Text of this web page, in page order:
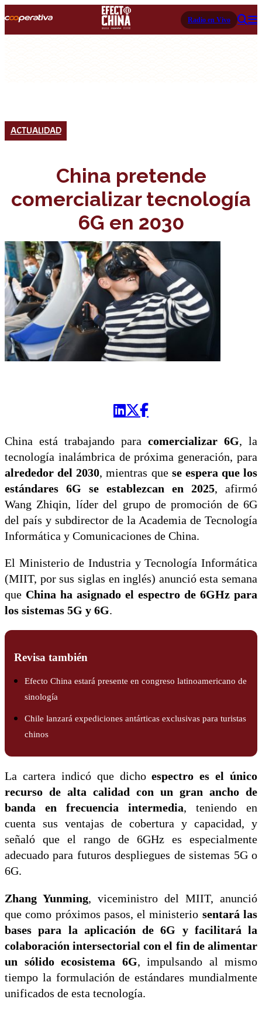
Radio en Vivo
ACTUALIDAD
China pretende
comercializar tecnología
6G en 2030
China está trabajando para comercializar 6G, la
tecnología inalámbrica de próxima generación, para
alrededor del 2030, mientras que se espera que los
estándares 6G se establezcan en 2025, afirmó
Wang Zhiqin, líder del grupo de promoción de 6G
del país y subdirector de la Academia de Tecnología
Informática y Comunicaciones de China.
El Ministerio de Industria y Tecnología Informática
(MIIT, por sus siglas en inglés) anunció esta semana
que China ha asignado el espectro de 6GHz para
los sistemas 5G y 6G.
Revisa también
Efecto China estará presente en congreso latinoamericano de
sinología
Chile lanzará expediciones antárticas exclusivas para turistas
chinos
La cartera indicó que dichoespectro es el único
recurso de alta calidad con un gran ancho de
banda en frecuencia intermedia, teniendo en
cuenta sus ventajas de cobertura y capacidad, y
señaló que el rango de 6GHz es especialmente
adecuado para futuros despliegues de sistemas 5G o
6G.
Zhang Yunming, viceministro del MIIT, anunció
que como próximos pasos, el ministerio sentará las
bases para la aplicación de 6G y facilitará la
colaboración intersectorial con el fin de alimentar
un sólido ecosistema 6G, impulsando al mismo
tiempo la formulación de estándares mundialmente
unificados de esta tecnología.